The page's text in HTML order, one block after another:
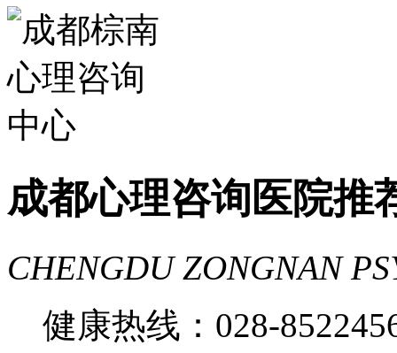
家好 成都心理咨询推荐
费 成都心理医院哪里好
成都心理咨询医院推
CHENGDU ZONGNAN
健康热线：028-